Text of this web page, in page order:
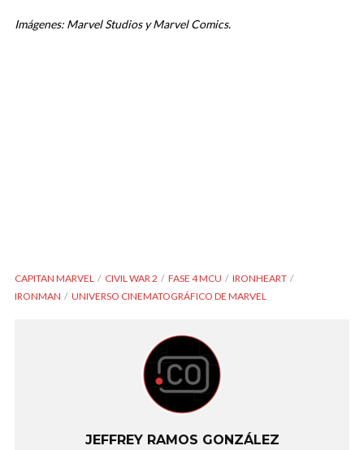
Imágenes: Marvel Studios y Marvel Comics.
CAPITAN MARVEL CIVIL WAR 2 FASE 4 MCU
IRONHEART
IRONMAN
UNIVERSO CINEMATOGRÁFICO DE MARVEL
JEFFREY RAMOS GONZÁLEZ